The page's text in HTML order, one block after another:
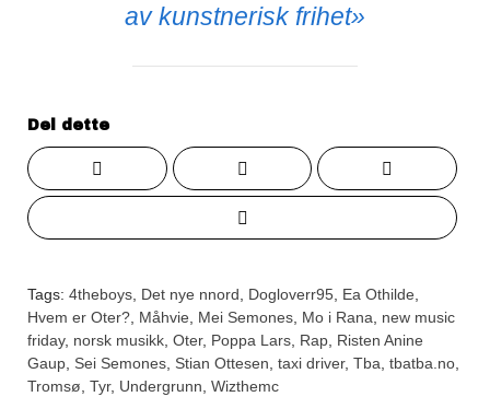
av kunstnerisk frihet»
Del dette
Tags: 4theboys, Det nye nnord, Dogloverr95, Ea Othilde,
Hvem er Oter?, Måhvie, Mei Semones, Mo i Rana, new music
friday, norsk musikk, Oter, Poppa Lars, Rap, Risten Anine
Gaup, Sei Semones, Stian Ottesen, taxi driver, Tba, tbatba.no,
Tromsø, Tyr, Undergrunn, Wizthemc